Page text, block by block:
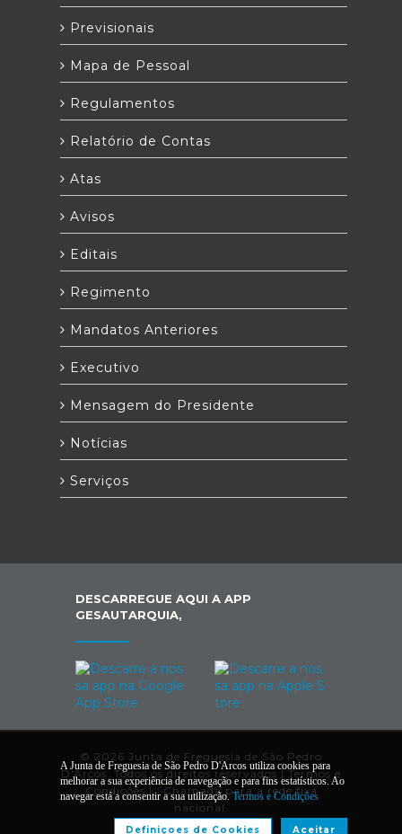
Previsionais
Mapa de Pessoal
Regulamentos
Relatório de Contas
Atas
Avisos
Editais
Regimento
Mandatos Anteriores
Executivo
Mensagem do Presidente
Notícias
Serviços
DESCARREGUE AQUI A APP
GESAUTARQUIA,
© 2026 Junta de Freguesia de São Pedro
D'Arcos. Todos os direitos reservados |Termos e
Condições |* Chamada para a rede fixa
nacional.
A Junta de Freguesia de São Pedro D'Arcos utiliza cookies para
melhorar a sua experiência de navegação e para fins estatísticos. Ao
navegar está a consentir a sua utilização.Termos e Condições
Aceitar
Definiçoes de Cookies